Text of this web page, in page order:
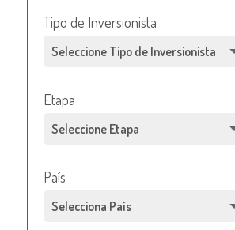
Tipo de Inversionista
Etapa
País